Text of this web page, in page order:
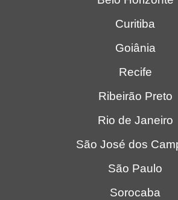
Curitiba
Goiânia
Recife
Ribeirão Preto
Rio de Janeiro
São José dos
São Paulo
Sorocaba